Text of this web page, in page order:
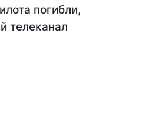
погибли,
телеканал